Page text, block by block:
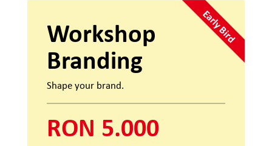
Early Bird
Workshop
Branding
Shape your brand.
RON 5.000